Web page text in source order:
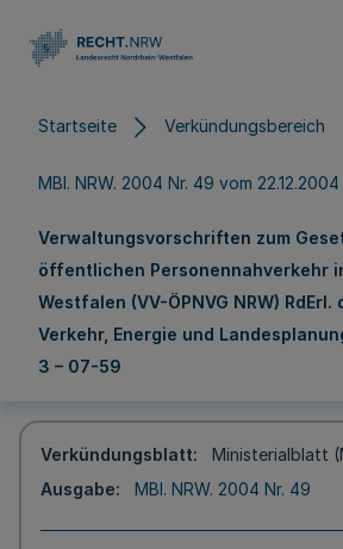
Startseite Verkündungsbereich
MBl. NRW. 2004 Nr. 49 vom 22.12.2004
Verwaltungsvorschriften zum
öffentlichen Personennahverkehr
Westfalen (VV-ÖPNVG NRW)
Verkehr, Energie und
3 – 07-59
Verkündungsblatt
Ministerialblatt
Ausgabe
MBl. NRW. 2004 Nr. 49